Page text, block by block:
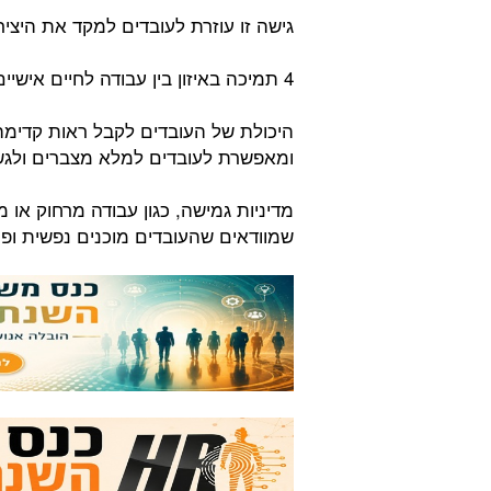
גישה זו עוזרת לעובדים למקד את
4 תמיכה באיזון בין עבודה לחיים אישיים:
היכולת של העובדים לקבל ראות
ומאפשרת לעובדים למלא מצברים
מדיניות גמישה, כגון עבודה מרחוק
שמוודאים שהעובדים מוכנים נפשית